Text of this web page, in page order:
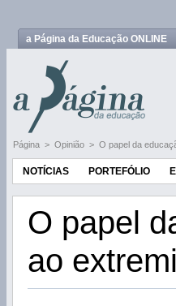
a Página da Educação ONLINE
Página > Opinião > O papel da
NOTÍCIAS PORTEFÓLIO
O papel
ao